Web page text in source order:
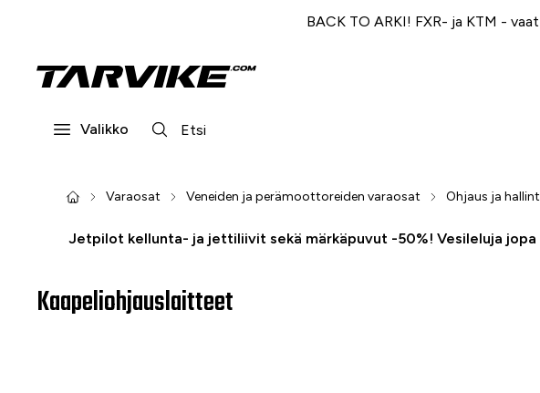
BACK TO ARKI! FXR- ja KTM -
Valikko
Varaosat Veneiden ja perämoottoreiden varaosat Ohjaus ja
Jetpilot kellunta- ja jettiliivit sekä märkäpuvut -50%! Vesileluja jopa
Kaapeliohjauslaitteet